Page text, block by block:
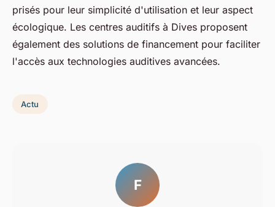
prisés pour leur simplicité d'utilisation et leur aspect
écologique. Les centres auditifs à Dives proposent
également des solutions de financement pour faciliter
l'accès aux technologies auditives avancées.
Actu
F